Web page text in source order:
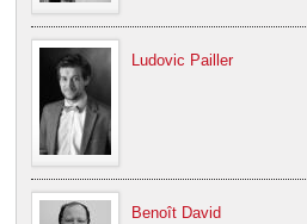
Ludovic Pailler
Benoît David